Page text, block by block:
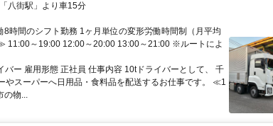
八街駅」より車15分
8時間のシフト勤務 1ヶ月単位の変形労働時間制（月平均
11:00～19:00 12:00～20:00 13:00～21:00 ※ルートによ
バー 雇用形態 正社員 仕事内容 10tドライバーとして、 千
やスーパーへ日用品・食料品を配送するお仕事です。 ≪1
の物...